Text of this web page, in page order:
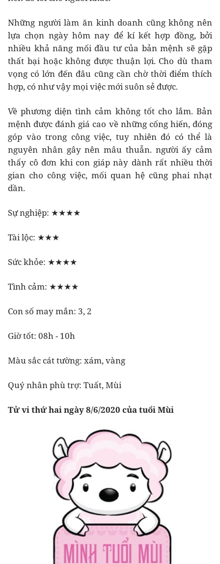
Những người làm ăn kinh doanh cũng không nên
lựa chọn ngày hôm nay để kí kết hợp đồng, bởi
nhiều khả năng mối đầu tư của bản mệnh sẽ gặp
thất bại hoặc không được thuận lợi. Cho dù tham
vọng có lớn đến đâu cũng cần chờ thời điểm thích
hợp, có như vậy mọi việc mới suôn sẻ được.
Về phương diện tình cảm không tốt cho lắm. Bản
mệnh được đánh giá cao về những cống hiến, đóng
góp vào trong công việc, tuy nhiên đó có thể là
nguyên nhân gây nên mâu thuẫn. người ấy cảm
thấy cô đơn khi con giáp này dành rất nhiều thời
gian cho công việc, mối quan hệ cũng phai nhạt
dần.
Sự nghiệp: ★★★★
Tài lộc: ★★★
Sức khỏe: ★★★★
Tình cảm: ★★★★
Con số may mắn: 3, 2
Giờ tốt: 08h - 10h
Màu sắc cát tường: xám, vàng
Quý nhân phù trợ: Tuất, Mùi
Tử vi thứ hai ngày 8/6/2020 của tuổi Mùi